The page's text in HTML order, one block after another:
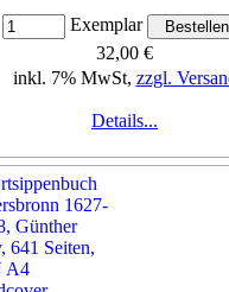
Exemplar
32,00 €
inkl. 7% MwSt, zzgl.
Details...